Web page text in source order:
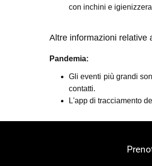
con inchini e
Altre informazioni relative
Pandemia:
Gli eventi più grandi
contatti.
L'app di tracciamento